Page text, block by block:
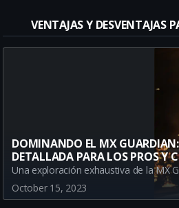
VENTAJAS Y DESVENTAJAS
DOMINANDO EL MX
DETALLADA PARA LOS PROS Y
BATTLE ROYALE
October 15, 2023